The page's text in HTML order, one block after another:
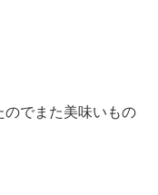
のでまた美味いもの